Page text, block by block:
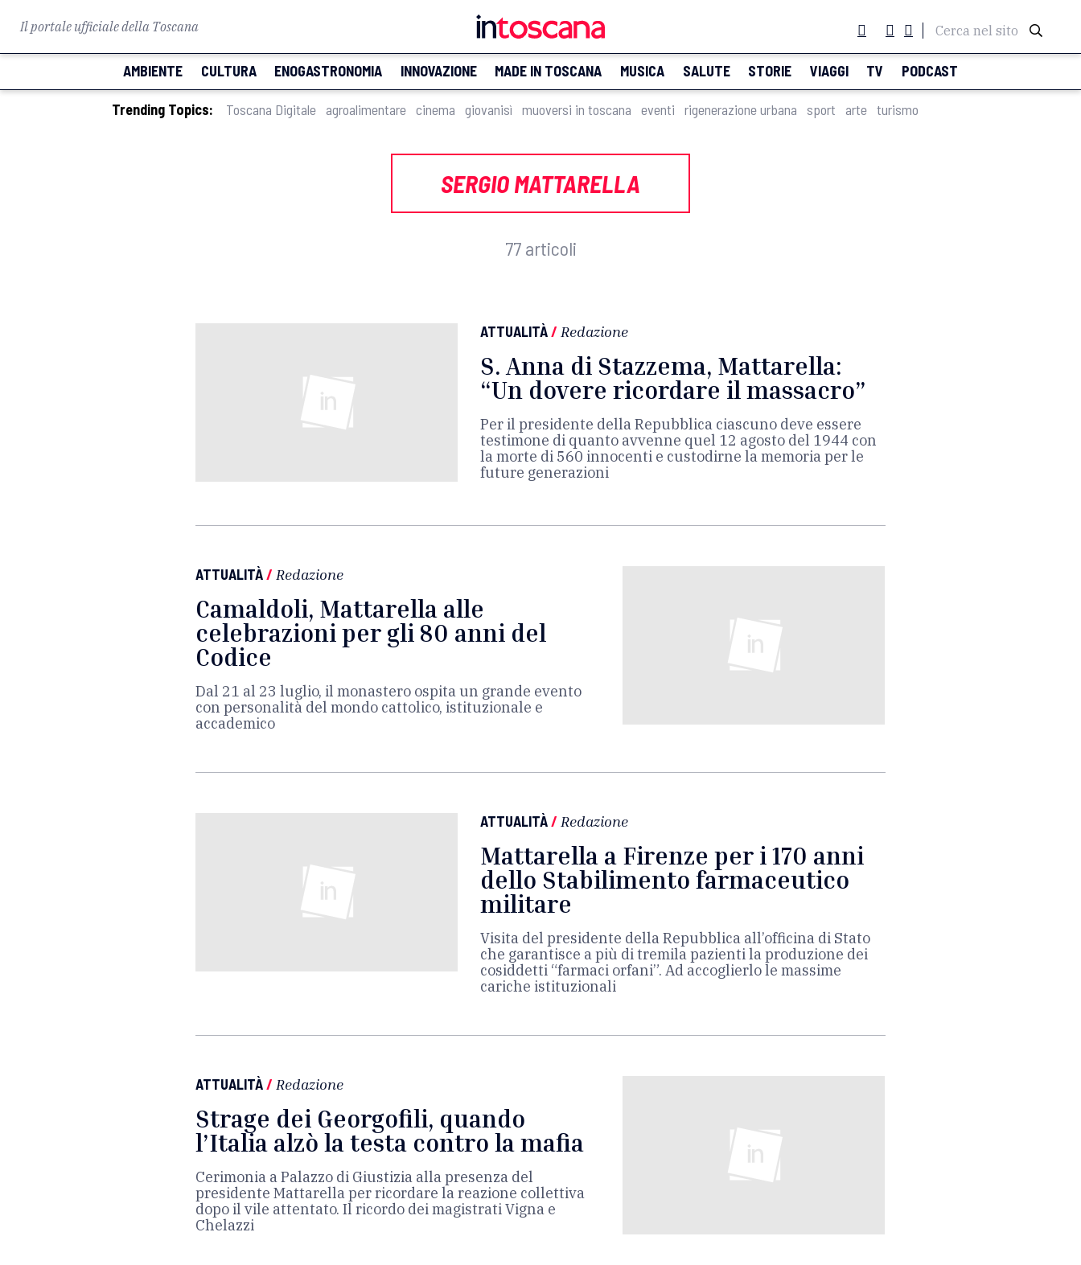
Il portale ufficiale della Toscana Cerca nel sito
AMBIENTE CULTURA ENOGASTRONOMIA INNOVAZIONE MADE IN TOSCANA MUSICA SALUTE STORIE VIAGGI TV PODCAST
Trending Topics: Toscana Digitale agroalimentare cinema giovanisì muoversi in toscana eventi rigenerazione urbana sport arte turismo
SERGIO MATTARELLA
77 articoli
ATTUALITÀ/ Redazione
S. Anna di Stazzema, Mattarella:
“Un dovere ricordare il massacro”
Per il presidente della Repubblica ciascuno deve essere
testimone di quanto avvenne quel 12 agosto del 1944 con
la morte di 560 innocenti e custodirne la memoria per le
future generazioni
ATTUALITÀ/ Redazione
Camaldoli, Mattarella alle
celebrazioni per gli 80 anni del
Codice
Dal 21 al 23 luglio, il monastero ospita un grande evento
con personalità del mondo cattolico, istituzionale e
accademico
ATTUALITÀ/ Redazione
Mattarella a Firenze per i 170 anni
dello Stabilimento farmaceutico
militare
Visita del presidente della Repubblica all’officina di Stato
che garantisce a più di tremila pazienti la produzione dei
cosiddetti “farmaci orfani”. Ad accoglierlo le massime
cariche istituzionali
ATTUALITÀ/ Redazione
Strage dei Georgofili, quando
l’Italia alzò la testa contro la mafia
Cerimonia a Palazzo di Giustizia alla presenza del
presidente Mattarella per ricordare la reazione collettiva
dopo il vile attentato. Il ricordo dei magistrati Vigna e
Chelazzi